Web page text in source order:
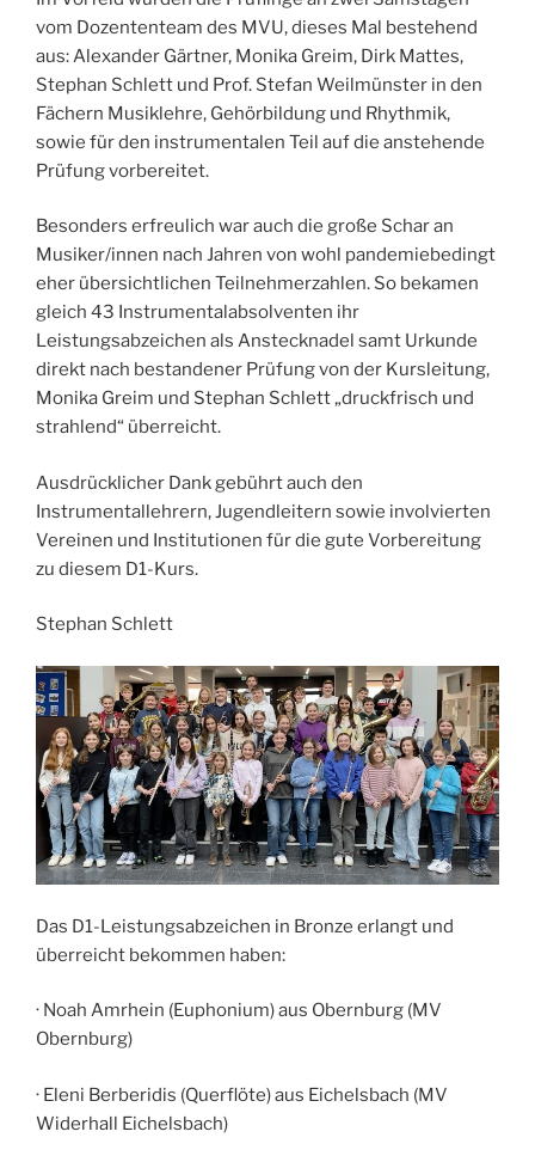
vom Dozententeam des MVU, dieses Mal bestehend
aus: Alexander Gärtner, Monika Greim, Dirk Mattes,
Stephan Schlett und Prof. Stefan Weilmünster in den
Fächern Musiklehre, Gehörbildung und Rhythmik,
sowie für den instrumentalen Teil auf die anstehende
Prüfung vorbereitet.
Besonders erfreulich war auch die große Schar an
Musiker/innen nach Jahren von wohl pandemiebedingt
eher übersichtlichen Teilnehmerzahlen. So bekamen
gleich 43 Instrumentalabsolventen ihr
Leistungsabzeichen als Anstecknadel samt Urkunde
direkt nach bestandener Prüfung von der Kursleitung,
Monika Greim und Stephan Schlett „druckfrisch und
strahlend“ überreicht.
Ausdrücklicher Dank gebührt auch den
Instrumentallehrern, Jugendleitern sowie involvierten
Vereinen und Institutionen für die gute Vorbereitung
zu diesem D1-Kurs.
Stephan Schlett
Das D1-Leistungsabzeichen in Bronze erlangt und
überreicht bekommen haben:
· Noah Amrhein (Euphonium) aus Obernburg (MV
Obernburg)
· Eleni Berberidis (Querflöte) aus Eichelsbach (MV
Widerhall Eichelsbach)